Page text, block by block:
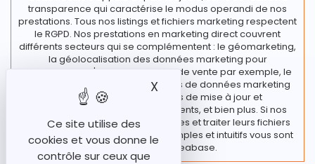
transparence qui caractérise le modus operandi de nos
prestations. Tous nos listings et fichiers marketing respectent
le RGPD. Nos prestations en marketing direct couvrent
différents secteurs qui se complémentent : le géomarketing,
la géolocalisation des données marketing pour
l’implantation d'un nouveau point de vente par exemple, le
traitement de vos fichiers et bases de données marketing
regroupant diverses actions de mise à jour et
enrichissement de vos fichiers clients, et bien plus. Si nos
clients souhaitent rester autonomes et traiter leurs fichiers
en interne, des outils marketing simples et intuitifs vous sont
proposés chez Ideabase.
Ce site utilise des
cookies et vous donne le
contrôle sur ceux que
X Masquer le bandeau